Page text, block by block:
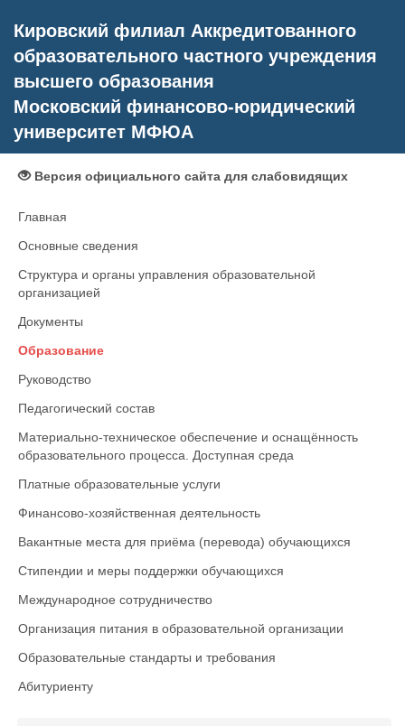
Кировский филиал Аккредитованного
образовательного частного учреждения
высшего образования
Московский финансово-юридический
университет МФЮА
Версия официального сайта для слабовидящих
Главная
Основные сведения
Структура и органы управления образовательной
организацией
Документы
Образование
Руководство
Педагогический состав
Материально-техническое обеспечение и оснащённость
образовательного процесса. Доступная среда
Платные образовательные услуги
Финансово-хозяйственная деятельность
Вакантные места для приёма (перевода) обучающихся
Стипендии и меры поддержки обучающихся
Международное сотрудничество
Организация питания в образовательной организации
Образовательные стандарты и требования
Абитуриенту